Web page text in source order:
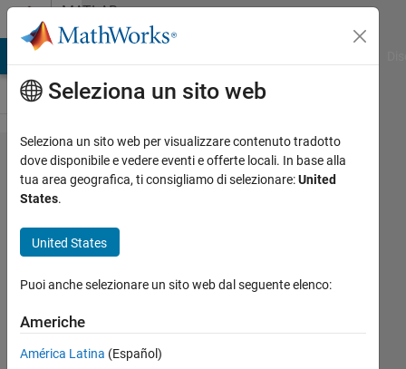
Vai al contenutoMATLAB
Answers
Why does
stepwiselm
output NaN
interactions?
Jhon
Seleziona un sito web
Seleziona un sito web per visualizzare contenuto tradotto
dove disponibile e vedere eventi e offerte locali. In base alla
tua area geografica, ti consigliamo di selezionare:United
States.
United States
Puoi anche selezionare un sito web dal seguente elenco:
Americhe
América Latina (Español)